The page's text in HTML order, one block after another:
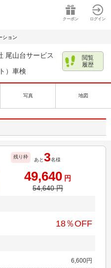
クーポン ログイン
ション
尾山台サービス
）車検
閲覧
履歴
写真 地図
残り枠
あと3名様
49,640 円
54,640円
18％OFF
6,600円